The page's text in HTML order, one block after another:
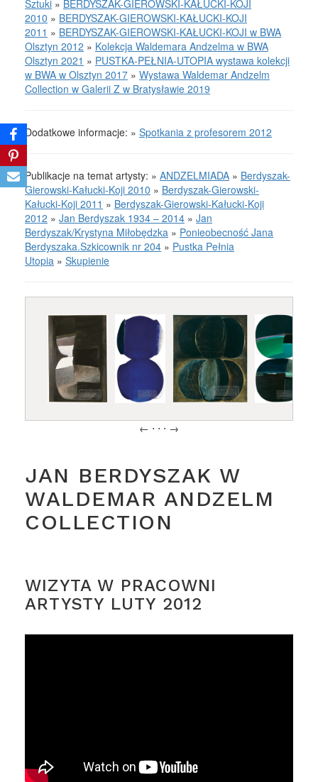
Sztuki » BERDYSZAK-GIEROWSKI-KAŁUCKI-KOJI
2010 » BERDYSZAK-GIEROWSKI-KAŁUCKI-KOJI
2011 » BERDYSZAK-GIEROWSKI-KAŁUCKI-KOJI w BWA
Olsztyn 2012 » Kolekcja Waldemara Andzelma w BWA
Olsztyn 2021 » PUSTKA-PEŁNIA-UTOPIA wystawa kolekcji
w BWA w Olsztyn 2017 » Wystawa Waldemar Andzelm
Collection w Galerii Z w Bratysławie 2019
Dodatkowe informacje: » Spotkania z profesorem 2012
Publikacje na temat artysty: » ANDZELMIADA » Berdyszak-
Gierowski-Kałucki-Koji 2010 » Berdyszak-Gierowski-
Kałucki-Koji 2011 » Berdyszak-Gierowski-Kałucki-Koji
2012 » Jan Berdyszak 1934 – 2014 » Jan
Berdyszak/Krystyna Miłobędzka » Ponieobecność Jana
Berdyszaka.Szkicownik nr 204 » Pustka Pełnia
Utopia » Skupienie
← ⋅ ⋅ ⋅ →
JAN BERDYSZAK W
WALDEMAR ANDZELM
COLLECTION
WIZYTA W PRACOWNI
ARTYSTY LUTY 2012